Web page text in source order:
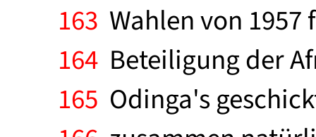
163 Wahlen von
164 Beteiligung der
165 Odinga's